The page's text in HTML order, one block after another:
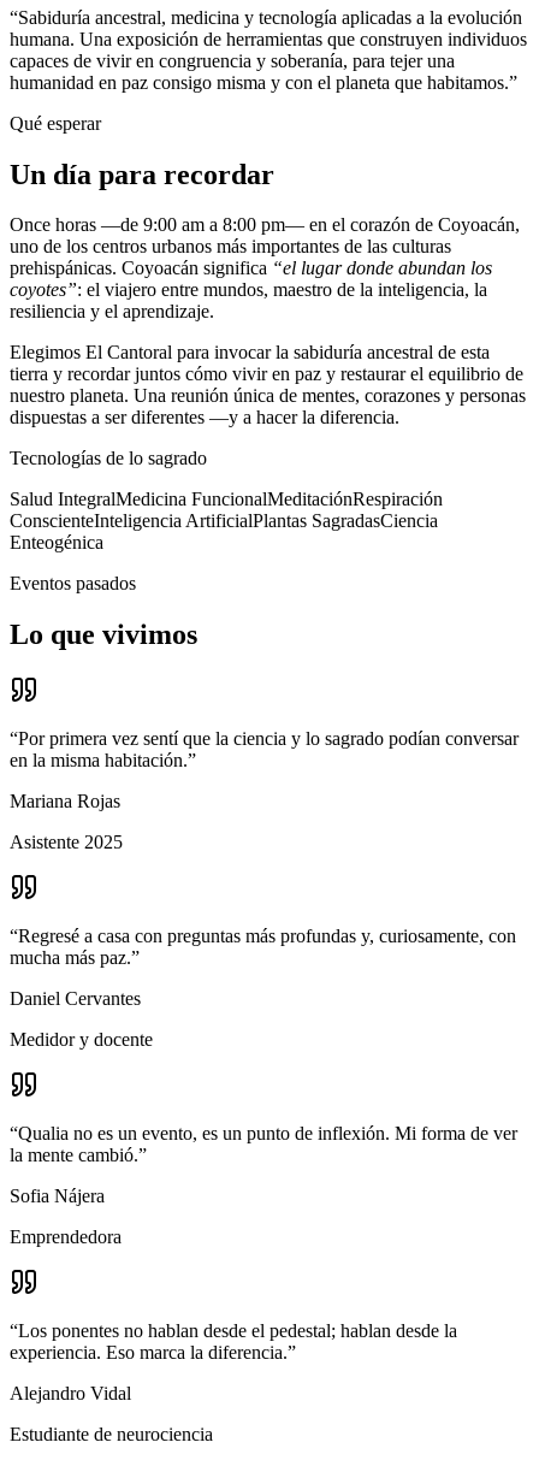
“Sabiduría ancestral, medicina y tecnología aplicadas a la evolución
humana. Una exposición de herramientas que construyen individuos
capaces de vivir en congruencia y soberanía, para tejer una
humanidad en paz consigo misma y con el planeta que habitamos.”
Qué esperar
Un día para recordar
Once horas —de 9:00 am a 8:00 pm— en el corazón de Coyoacán,
uno de los centros urbanos más importantes de las culturas
prehispánicas. Coyoacán significa “el lugar donde abundan los
coyotes”: el viajero entre mundos, maestro de la inteligencia, la
resiliencia y el aprendizaje.
Elegimos El Cantoral para invocar la sabiduría ancestral de esta
tierra y recordar juntos cómo vivir en paz y restaurar el equilibrio de
nuestro planeta. Una reunión única de mentes, corazones y personas
dispuestas a ser diferentes —y a hacer la diferencia.
Tecnologías de lo sagrado
Salud IntegralMedicina FuncionalMeditaciónRespiración
ConscienteInteligencia ArtificialPlantas SagradasCiencia
Enteogénica
Eventos pasados
Lo que vivimos
“Por primera vez sentí que la ciencia y lo sagrado podían conversar
en la misma habitación.”
Mariana Rojas
Asistente 2025
“Regresé a casa con preguntas más profundas y, curiosamente, con
mucha más paz.”
Daniel Cervantes
Medidor y docente
“Qualia no es un evento, es un punto de inflexión. Mi forma de ver
la mente cambió.”
Sofia Nájera
Emprendedora
“Los ponentes no hablan desde el pedestal; hablan desde la
experiencia. Eso marca la diferencia.”
Alejandro Vidal
Estudiante de neurociencia